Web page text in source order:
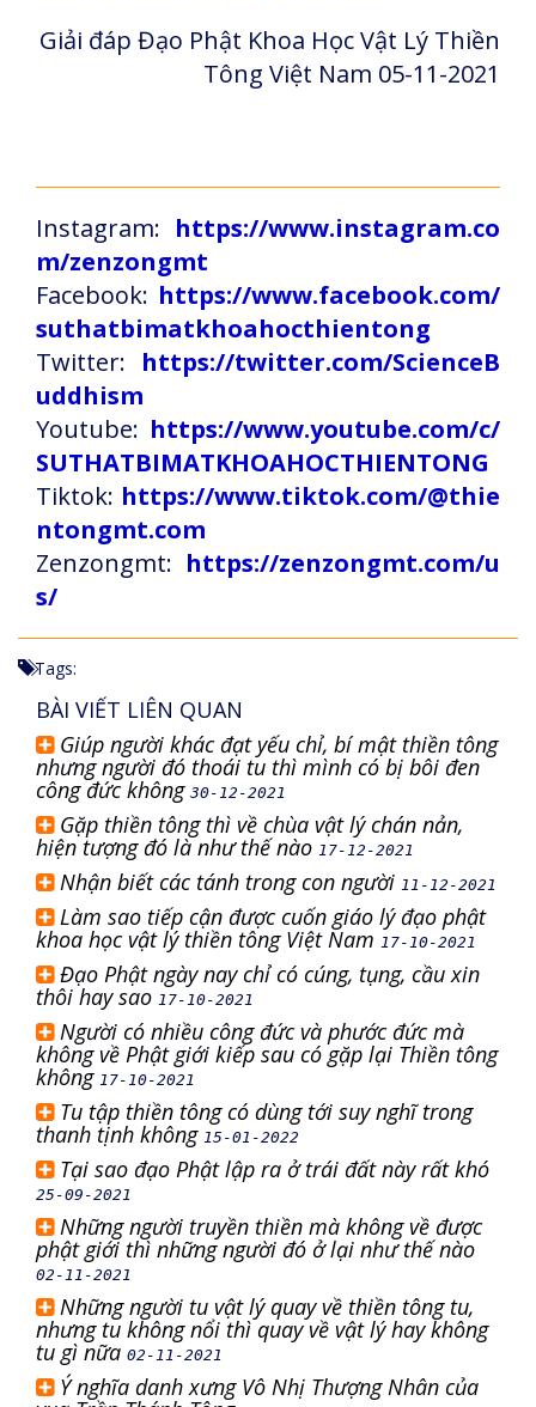
Giải đáp Đạo Phật Khoa Học Vật Lý Thiền
Tông Việt Nam 05-11-2021
Instagram: https://www.instagram.co
m/zenzongmt
Facebook: https://www.facebook.com/
suthatbimatkhoahocthientong
Twitter: https://twitter.com/ScienceB
uddhism
Youtube: https://www.youtube.com/c/
SUTHATBIMATKHOAHOCTHIENTONG
Tiktok: https://www.tiktok.com/@thie
ntongmt.com
Zenzongmt: https://zenzongmt.com/u
s/
Tags:
BÀI VIẾT LIÊN QUAN
Giúp người khác đạt yếu chỉ, bí mật thiền tông
nhưng người đó thoái tu thì mình có bị bôi đen
công đức không 30-12-2021
Gặp thiền tông thì về chùa vật lý chán nản,
hiện tượng đó là như thế nào 17-12-2021
Nhận biết các tánh trong con người 11-12-2021
Làm sao tiếp cận được cuốn giáo lý đạo phật
khoa học vật lý thiền tông Việt Nam 17-10-2021
Đạo Phật ngày nay chỉ có cúng, tụng, cầu xin
thôi hay sao 17-10-2021
Người có nhiều công đức và phước đức mà
không về Phật giới kiếp sau có gặp lại Thiền tông
không 17-10-2021
Tu tập thiền tông có dùng tới suy nghĩ trong
thanh tịnh không 15-01-2022
Tại sao đạo Phật lập ra ở trái đất này rất khó
25-09-2021
Những người truyền thiền mà không về được
phật giới thì những người đó ở lại như thế nào
02-11-2021
Những người tu vật lý quay về thiền tông tu,
nhưng tu không nổi thì quay về vật lý hay không
tu gì nữa 02-11-2021
Ý nghĩa danh xưng Vô Nhị Thượng Nhân của